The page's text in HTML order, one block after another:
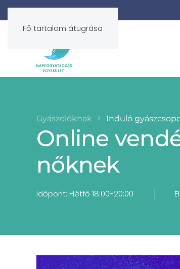
Fő tartalom átugrása
Gyászolóknak Induló
Online
nőknek
Időpont: Hétfő 18:00-20:00